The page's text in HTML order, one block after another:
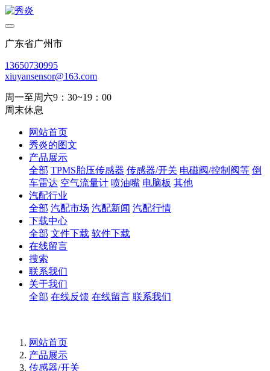
广东省广州市
13650730995
xiuyansensor@163.com
周一至周六9：30~19：00
周末休息
网站首页
秀炎的图文
产品展示
全部 TPMS胎压传感器 传感器/开关 电磁阀/控制阀等 倒
车雷达 空气流量计 喷油嘴 电脑板 其他
汽配行业
全部 汽配市场 汽配新闻 汽配行情
下载中心
全部 文件下载 软件下载
在线留言
搜索
联系我们
关于我们
全部 在线反馈 在线留言 联系我们
网站首页
产品展示
传感器/开关